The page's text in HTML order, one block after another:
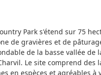
Park s'étend sur 75
de gravières et de
de la basse vallée de
Le site comprend des
en espèces et agréables à